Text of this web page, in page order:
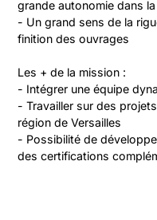
grande autonomie dans
- Un grand sens de la
finition des ouvrages
Les + de la mission :
- Intégrer une équipe
- Travailler sur des
région de Versailles
- Possibilité de
des certifications